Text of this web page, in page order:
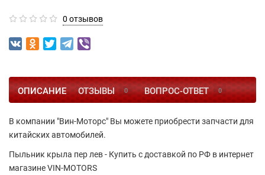
0 отзывов
ОПИСАНИЕ ОТЗЫВЫ 0 ВОПРОС-ОТВЕТ 0
В компании "Вин-Моторс" Вы можете приобрести запчасти для
китайских автомобилей.
Пыльник крыла пер лев - Купить с доставкой по РФ в интернет
магазине VIN-MOTORS